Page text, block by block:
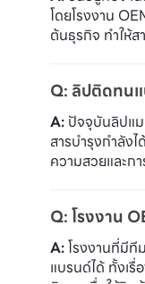
โดยโรงงาน
ต้นธุรกิจ ทำให้ส
Q: ลิปติดทน
A: ปัจจุบันลิปแ
สารบำรุงกำลัง
ความสวยและก
Q: โรงงาน
A:โรงงานที่มีที
แบรนด์ได้ ทั้งเ